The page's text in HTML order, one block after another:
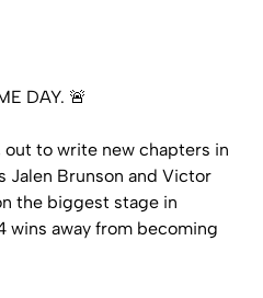
DAY. 🚨
to write new chapters in
Jalen Brunson and Victor
the biggest stage in
wins away from becoming